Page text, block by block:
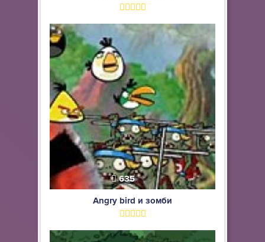
635
Angry bird и зомби